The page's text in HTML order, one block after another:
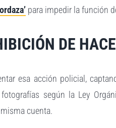
para impedir la función
DE
esa acción policial,
según la Ley
cuenta.